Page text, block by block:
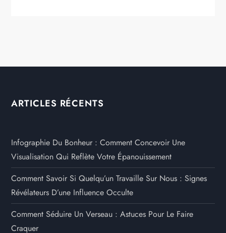
ARTICLES RÉCENTS
Infographie Du Bonheur : Comment Concevoir Une
Visualisation Qui Reflète Votre Épanouissement
Comment Savoir Si Quelqu’un Travaille Sur Nous : Signes
Révélateurs D’une Influence Occulte
Comment Séduire Un Verseau : Astuces Pour Le Faire
Craquer